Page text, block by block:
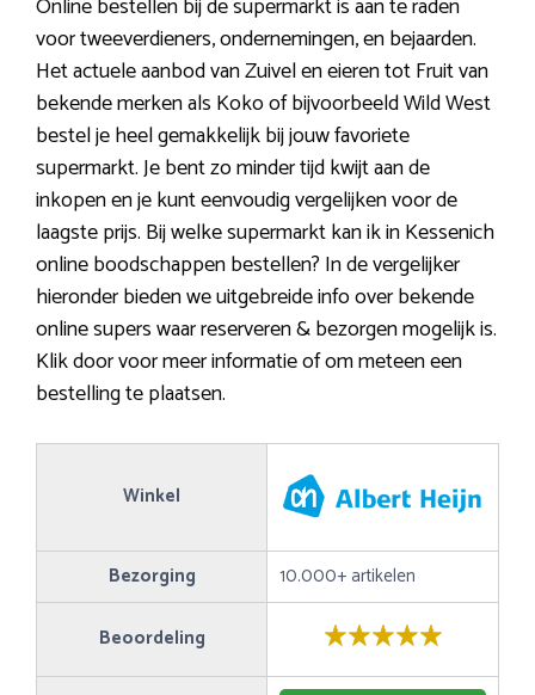
voor tweeverdieners, ondernemingen, en bejaarden.
Het actuele aanbod van Zuivel en eieren tot Fruit van
bekende merken als Koko of bijvoorbeeld Wild West
bestel je heel gemakkelijk bij jouw favoriete
supermarkt. Je bent zo minder tijd kwijt aan de
inkopen en je kunt eenvoudig vergelijken voor de
laagste prijs. Bij welke supermarkt kan ik in Kessenich
online boodschappen bestellen? In de vergelijker
hieronder bieden we uitgebreide info over bekende
online supers waar reserveren & bezorgen mogelijk is.
Klik door voor meer informatie of om meteen een
bestelling te plaatsen.
Winkel
Bezorging 10.000+ artikelen
Beoordeling